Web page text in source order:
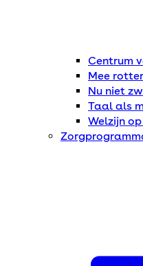
Centrum
Mee
Nu niet
Taal als
Welzijn